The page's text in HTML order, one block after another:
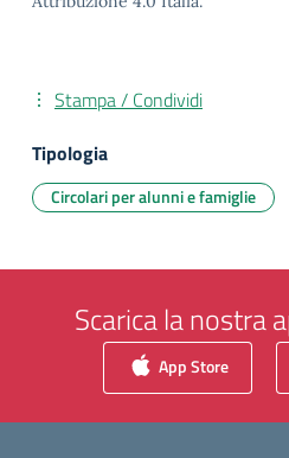
Stampa / Condividi
Tipologia
Circolari per alunni e famiglie
Scarica la nostra
App Store